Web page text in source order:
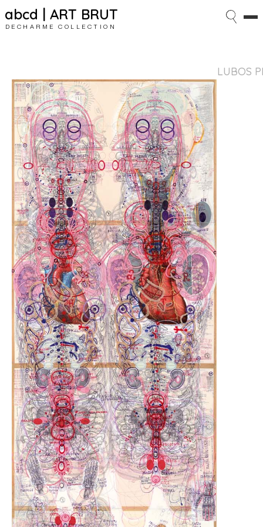
abcd | ART BRUT
DECHARME COLLECTION
LUBOS